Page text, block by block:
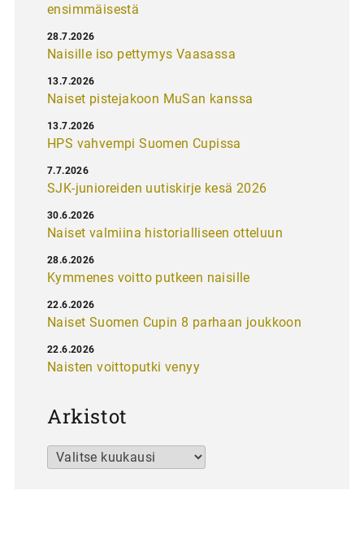
ensimmäisestä
Naisille iso pettymys Vaasassa
28.7.2026
Naiset pistejakoon MuSan kanssa
13.7.2026
HPS vahvempi Suomen Cupissa
13.7.2026
SJK-junioreiden uutiskirje kesä 2026
7.7.2026
Naiset valmiina historialliseen otteluun
30.6.2026
Kymmenes voitto putkeen naisille
28.6.2026
Naiset Suomen Cupin 8 parhaan joukkoon
22.6.2026
Naisten voittoputki venyy
22.6.2026
Arkistot
Arkistot